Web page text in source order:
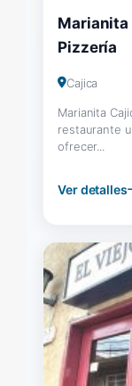
Marianita
Pizzería
Cajica
Marianita
restaurante
ofrecer...
Ver detalles